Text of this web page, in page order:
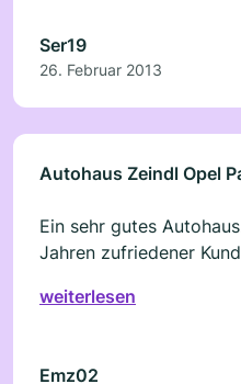
sowohl mit Beratung,
Ausführung sehr
Ser19
26. Februar 2013
Autohaus Zeindl Opel
Ein sehr gutes
Jahren zufriedener
weiterlesen
Emz02